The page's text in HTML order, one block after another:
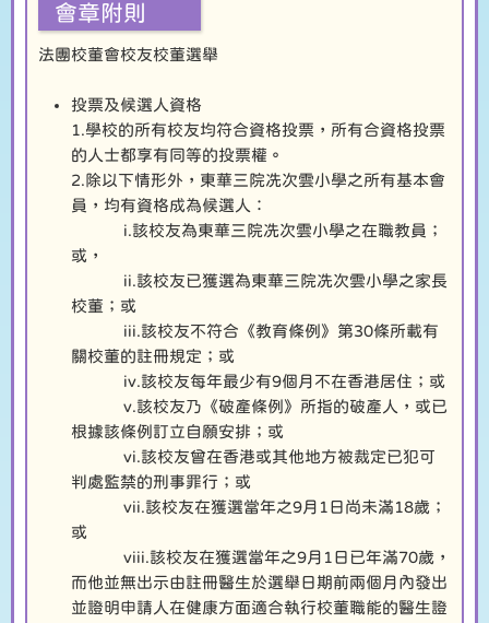
會章附則
法團校董會校友校董選舉
投票及候選人資格
1.學校的所有校友均符合資格投票，所有合資格投票
的人士都享有同等的投票權。
2.除以下情形外，東華三院冼次雲小學之所有基本會
員，均有資格成為候選人：
i.該校友為東華三院冼次雲小學之在職教員；
或，
ii.該校友已獲選為東華三院冼次雲小學之家長
校董；或
iii.該校友不符合《教育條例》第30條所載有
關校董的註冊規定；或
iv.該校友每年最少有9個月不在香港居住；或
v.該校友乃《破產條例》所指的破產人，或已
根據該條例訂立自願安排；或
vi.該校友曾在香港或其他地方被裁定已犯可
判處監禁的刑事罪行；或
vii.該校友在獲選當年之9月1日尚未滿18歲；
或
viii.該校友在獲選當年之9月1日已年滿70歲，
而他並無出示由註冊醫生於選舉日期前兩個月內發出
並證明申請人在健康方面適合執行校董職能的醫生證